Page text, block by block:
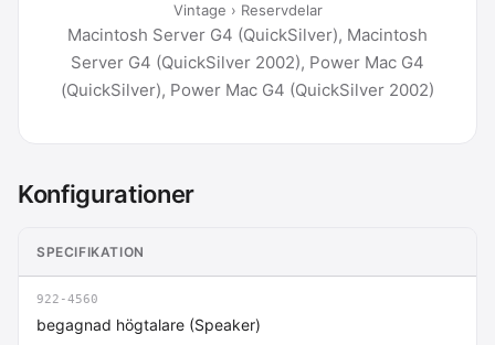
Vintage › Reservdelar
Macintosh Server G4 (QuickSilver), Macintosh
Server G4 (QuickSilver 2002), Power Mac G4
(QuickSilver), Power Mac G4 (QuickSilver 2002)
Konfigurationer
SPECIFIKATION
922-4560
begagnad högtalare (Speaker)